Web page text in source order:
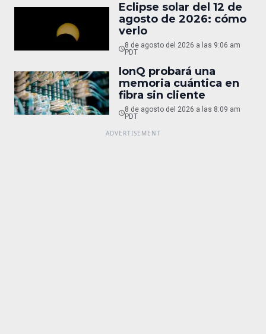
Eclipse solar del 12 de
agosto de 2026: cómo
verlo
8 de agosto del 2026 a las 9:06 am
PDT
IonQ probará una
memoria cuántica en
fibra sin cliente
8 de agosto del 2026 a las 8:09 am
PDT